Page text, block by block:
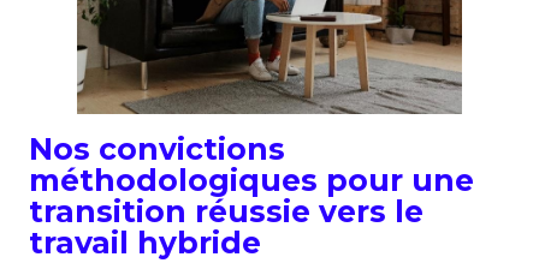
Nos convictions
méthodologiques pour une
transition réussie vers le
travail hybride